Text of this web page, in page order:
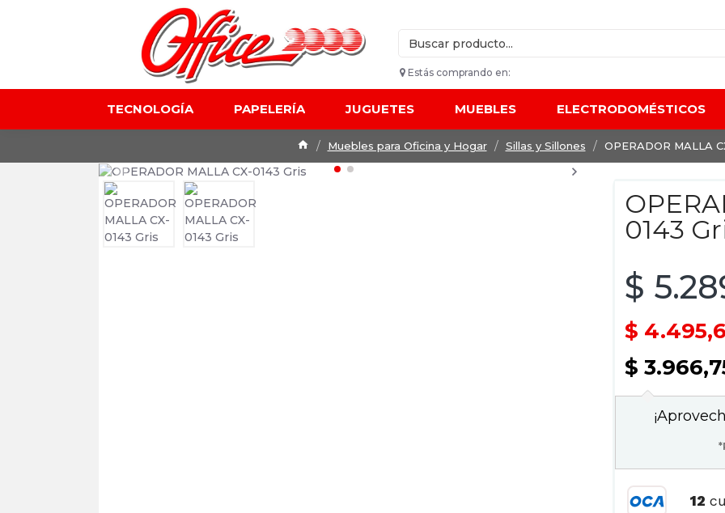
Estás comprando en:
TECNOLOGÍA PAPELERÍA JUGUETES MUEBLES ELECTRODOMÉSTICOS
Muebles para Oficina y Hogar Sillas y Sillones OPERADOR MALLA
0143
$
$
$
12